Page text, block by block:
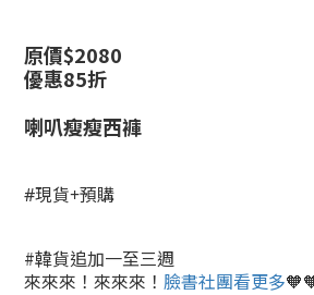
原價$2080
優惠85折
喇叭瘦瘦西褲
#現貨+預購
#韓貨追加一至三週
來來來！來來來！ 臉書社團看更多